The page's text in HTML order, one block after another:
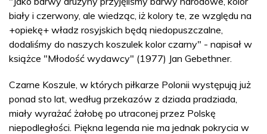
biały i czerwony, ale wiedząc, iż kolory te, ze względu na
+opiekę+ władz rosyjskich będą niedopuszczalne,
dodaliśmy do naszych koszulek kolor czarny" - napisał w
książce "Młodość wydawcy" (1977) Jan Gebethner.
Czarne Koszule, w których piłkarze Polonii występują już
ponad sto lat, według przekazów z dziada pradziada,
miały wyrażać żałobę po utraconej przez Polskę
niepodległości. Piękna legenda nie ma jednak pokrycia w